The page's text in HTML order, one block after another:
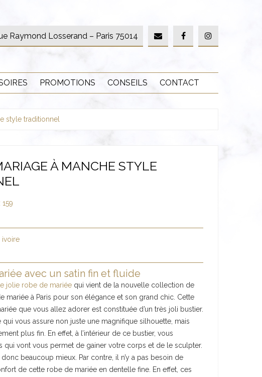
Raymond Losserand – Paris 75014
PROMOTIONS CONSEILS CONTACT
style traditionnel
À MANCHE STYLE
159
ivoire
avec un satin fin et fluide
jolie robe de mariéequi vient de la nouvelle collection de
mariée à Paris pour son élégance et son grand chic. Cette
que vous allez adorer est constituée d’un très joli bustier.
qui vous assure non juste une magnifique silhouette, mais
plus fin. En effet, à l’intérieur de ce bustier, vous
qui vont vous permet de gainer votre corps et de le sculpter.
beaucoup mieux. Par contre, il n’y a pas besoin de
de cette robe de mariée en dentelle fine. En effet, ces